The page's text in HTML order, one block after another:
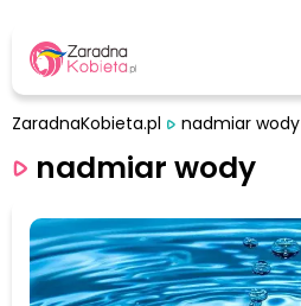
ZaradnaKobieta.pl nadmiar wody
nadmiar wody